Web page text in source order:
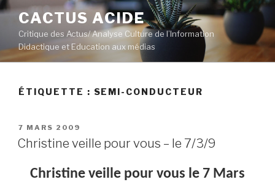
Aller
contenu
principal
CACTUS ACIDE
Critique des Actus/ Analyse Culture de l’Information
Didactique et Education aux médias
ÉTIQUETTE : SEMI-CONDUCTEUR
PUBLIÉ
LE
7 MARS 2009
Christine veille pour vous – le 7/3/9
Christine veille pour vous le 7 Mars